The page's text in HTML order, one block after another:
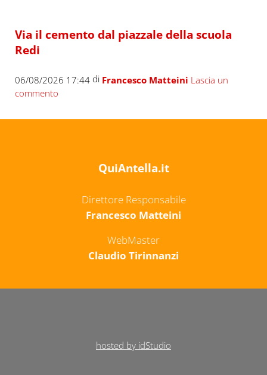
Via il cemento dal piazzale della scuola
Redi
06/08/2026 17:44di Francesco Matteini Lascia un
commento
QuiAntella.it
Direttore Responsabile
Francesco Matteini
WebMaster
Claudio Tirinnanzi
hosted by idStudio